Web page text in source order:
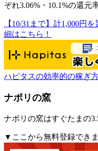
ぞれ3.06%・10.1%の還元
【10/31まで】計1,000円
細はこちら！
ハピタスの効率的の稼ぎ
ナポリの窯
ナポリの窯はすぐたまの
▼ここから無料登録でき